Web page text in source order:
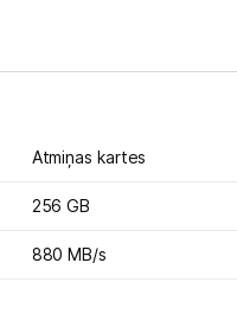
Atmiņas kartes
256 GB
880 MB/s